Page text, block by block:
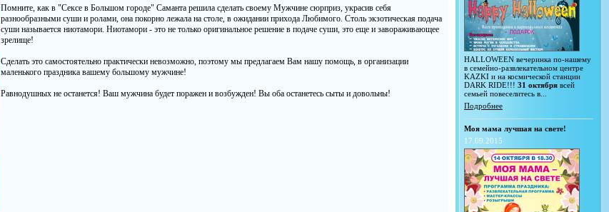
Помните, как в "Сексе в Большом городе" Саманта решила сделать своему Мужчине сюрприз, украсив себя
разнообразными суши и ролами, она покорно лежала на столе, в ожидании прихода Любимого. Столь экзотическая подача
суши называется ниотамори. Ниотамори - это не только оригинальное решение в подаче суши, это еще и завораживающее
зрелище!
Сделать это самостоятельно практически невозможно, поэтому мы предлагаем Вам нашу помощь, в организации
маленького праздника вашему большому мужчине!
Равнодушных не останется! Ваш мужчина будет поражен и возбужден! Вы оба останетесь сыты и довольны!
HALLOWEEN вечеринка по-нашему
в семейно-развлекательном центре
KAZKI и на космической станции
DARK RIDE!!! 31 октября всей
семьей повеселитесь в...
Подробнее
Моя мама лучшая на свете!
17.09.2015